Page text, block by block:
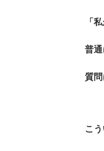
「
普
質問
こ